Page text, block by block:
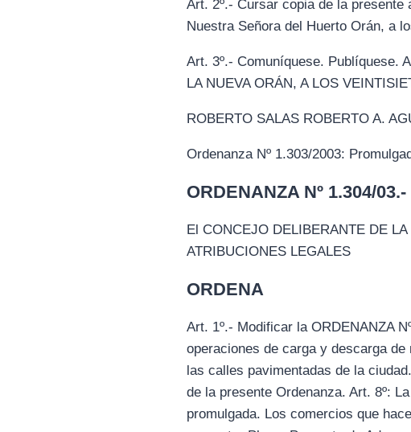
Art. 2º.- Cursar copia de la
Nuestra Señora del Huerto Orán, a
Art. 3º.- Comuníquese. Publíquese.
LA NUEVA ORÁN, A LOS
ROBERTO SALAS ROBERTO A.
Ordenanza Nº 1.303/2003:
ORDENANZA Nº 1.304/03.-
El CONCEJO DELIBERANTE DE
ATRIBUCIONES LEGALES
ORDENA
Art. 1º.- Modificar la ORDENANZA
operaciones de carga y descarga
las calles pavimentadas de la
de la presente Ordenanza. Art. 8º:
promulgada. Los comercios que